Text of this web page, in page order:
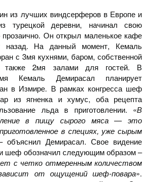
из лучших виндсерферов в Европе и
турецкой деревни, начинал свою
прозаично. Он открыл маленькое кафе
На данный момент, Кемаль
с 3мя кухнями, баром, собственной
также 2мя залами для гостей. В
Кемаль Демирасал планирует
в Измире. В рамках конгресса шеф
из ягненка и хумус, оба рецепта
льда в приготовлении. «В
в пищу сырого мяса — это
в специях, уже сырым
объяснил Демирасал. Свое видение
шеф обозначил следующим образом –
с четко отмеренным количеством
от ощущений шеф-повара».